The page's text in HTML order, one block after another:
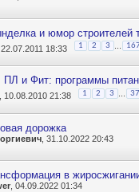
и юмор строителей
, 22.07.2011 18:33 1 2 3 ...
ПЛ и Фит: программы
, 10.08.2010 21:38 1 2 3
дорожка
, 31.10.2022 20:43
в
, 04.09.2022 01:34